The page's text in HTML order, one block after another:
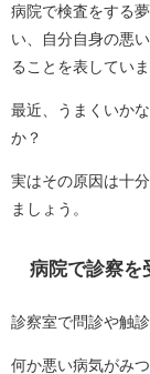
病院で検査をする
い、自分自身の悪
ることを表していま
最近、うまくいか
か？
実はその原因は十
ましょう。
病院で診察を
診察室で問診や触
何か悪い病気がみ